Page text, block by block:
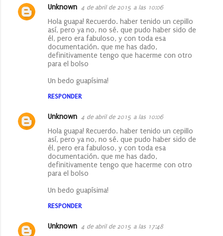
Unknown 4 de abril de 2015 a las 10:06
Hola guapa! Recuerdo. haber tenido un cepillo
así, pero ya no, no sé. que pudo haber sido de
él, pero era fabuloso, y con toda esa
documentación. que me has dado,
definitivamente tengo que hacerme con otro
para el bolso
Un bedo guapísima!
RESPONDER
Unknown 4 de abril de 2015 a las 10:06
Hola guapa! Recuerdo. haber tenido un cepillo
así, pero ya no, no sé. que pudo haber sido de
él, pero era fabuloso, y con toda esa
documentación. que me has dado,
definitivamente tengo que hacerme con otro
para el bolso
Un bedo guapísima!
RESPONDER
Unknown 4 de abril de 2015 a las 17:48